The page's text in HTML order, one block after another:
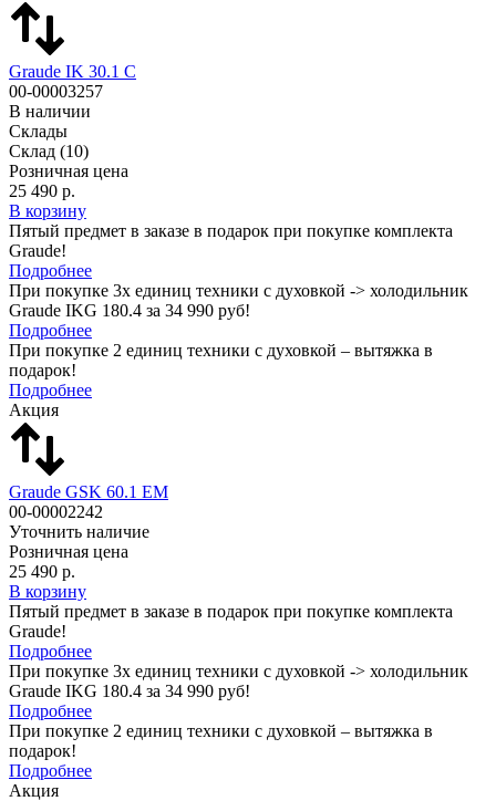
Graude IK 30.1 C
00-00003257
В наличии
Склады
Склад (10)
Розничная цена
25 490 р.
В корзину
Пятый предмет в заказе в подарок при покупке комплекта
Graude!
Подробнее
При покупке 3х единиц техники с духовкой -> холодильник
Graude IKG 180.4 за 34 990 руб!
Подробнее
При покупке 2 единиц техники с духовкой – вытяжка в
подарок!
Подробнее
Акция
Graude GSK 60.1 EM
00-00002242
Уточнить наличие
Розничная цена
25 490 р.
В корзину
Пятый предмет в заказе в подарок при покупке комплекта
Graude!
Подробнее
При покупке 3х единиц техники с духовкой -> холодильник
Graude IKG 180.4 за 34 990 руб!
Подробнее
При покупке 2 единиц техники с духовкой – вытяжка в
подарок!
Подробнее
Акция